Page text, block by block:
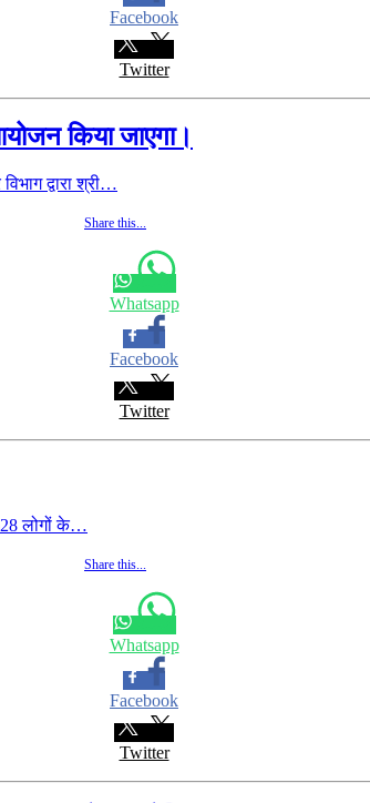
Facebook
Twitter
किया जाएगा।
द्वारा श्री…
Share this...
Whatsapp
Facebook
Twitter
लोगों के…
Share this...
Whatsapp
Facebook
Twitter